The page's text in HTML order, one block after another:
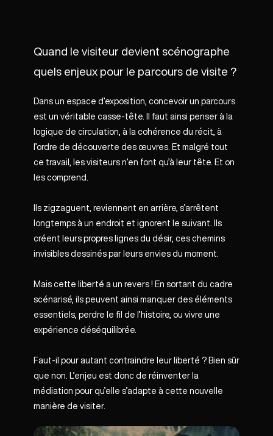
Quand le visiteur devient scénographe
quels enjeux pour le parcours de visite ?
Dans un espace d’exposition, concevoir un parcours
est un véritable casse-tête. Il faut ainsi penser à la
logique de circulation, à la cohérence du récit, à
l’ordre de découverte des œuvres. Et malgré tout
ce travail, les visiteurs n’en font qu’à leur tête. Et on
les comprend.
Ils zigzaguent, reviennent en arrière, s’arrêtent
longtemps à un endroit et ignorent le suivant. Ils
créent leurs propres lignes du désir, ces chemins
invisibles dessinés par leurs envies du moment.
Mais cette liberté a un revers ! En sortant du cadre
scénarisé, ils peuvent ainsi manquer des éléments
essentiels, perdre le fil de l’histoire, ou vivre une
expérience déséquilibrée.
Faut-il pour autant contraindre leur liberté ? Bien sûr
que non. L’enjeu est donc de réinventer la
médiation pour qu’elle s’adapte à cette nouvelle
manière de visiter.